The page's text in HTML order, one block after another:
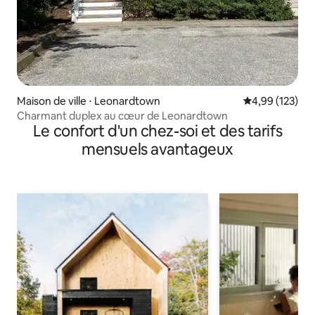
Maison de ville ⋅ Leonardtown Évaluation
4,99 (123)
Charmant duplex au cœur de Leonardtown
Le confort d'un chez-soi et des tarifs
mensuels avantageux